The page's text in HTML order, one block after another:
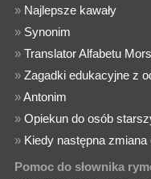
» Najlepsze kawały
» Synonim
»Translator Alfabetu
»Zagadki edukacyjne z
»Antonim
»Opiekun do osób
» Kiedy następna zmiana
Pomoc do słownika